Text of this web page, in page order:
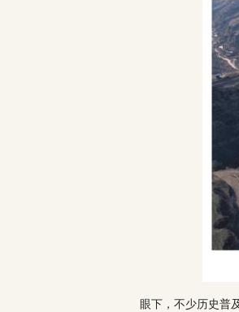
眼下，不少历史普